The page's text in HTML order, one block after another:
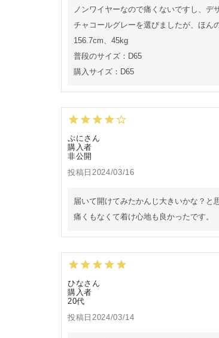
ノンワイヤーなので痛くないですし、デ
チャコールグレーを選びましたが、ほん
156.7cm、45kg
普段のサイズ：D65
購入サイズ：D65
ぷに
購入者
非公開
投稿日 2024/03/16
届いて開けてみたかんじ大きいかな？と
痛くもなくて着け心地も良かったです。
ひな
購入者
20代
投稿日 2024/03/14